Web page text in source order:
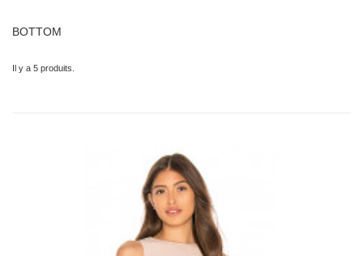
BOTTOM
Il y a 5 produits.